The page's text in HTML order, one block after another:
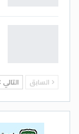
السابق التالي